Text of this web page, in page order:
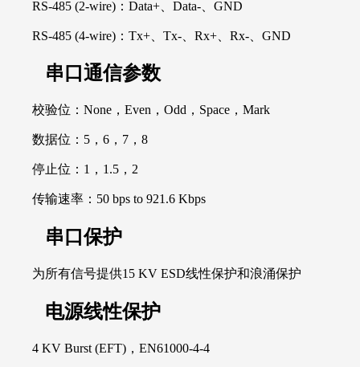
RS-485 (2-wire)：Data+、Data-、GND
RS-485 (4-wire)：Tx+、Tx-、Rx+、Rx-、GND
串口通信参数
校验位：None，Even，Odd，Space，Mark
数据位：5，6，7，8
停止位：1，1.5，2
传输速率：50 bps to 921.6 Kbps
串口保护
为所有信号提供15 KV ESD线性保护和浪涌保护
电源线性保护
4 KV Burst (EFT)，EN61000-4-4